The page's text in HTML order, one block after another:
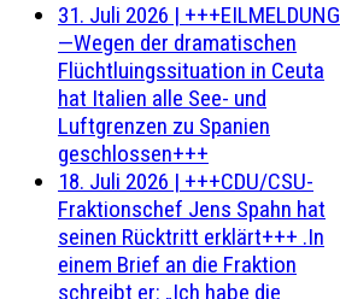
31. Juli 2026 | +++EILMELDUNG
—Wegen der dramatischen
Flüchtluingssituation in Ceuta
hat Italien alle See- und
Luftgrenzen zu Spanien
geschlossen+++
18. Juli 2026 | +++CDU/CSU-
Fraktionschef Jens Spahn hat
seinen Rücktritt erklärt+++ .In
einem Brief an die Fraktion
schreibt er: „Ich habe die